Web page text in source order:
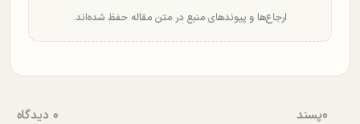
ارجاع‌ها و پیوندهای منبع در متن مقاله حفظ شده‌اند.
۰پسند
۰ دیدگاه